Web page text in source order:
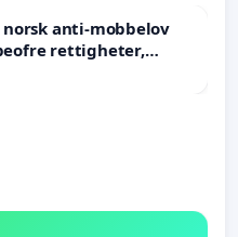
anti-mobbelov
rettigheter,
hjelp?